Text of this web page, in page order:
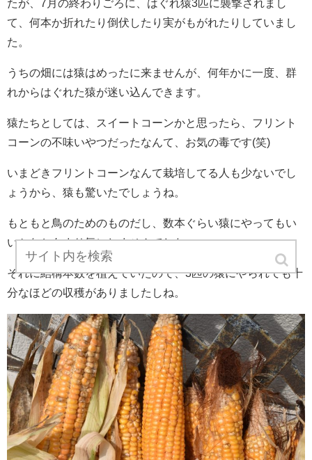
たが、7月の終わりごろに、はぐれ猿3匹に襲撃されまし
て、何本か折れたり倒伏したり実がもがれたりしていまし
た。
うちの畑には猿はめったに来ませんが、何年かに一度、群
れからはぐれた猿が迷い込んできます。
猿たちとしては、スイートコーンかと思ったら、フリント
コーンの不味いやつだったなんて、お気の毒です(笑)
いまどきフリントコーンなんて栽培してる人も少ないでし
ょうから、猿も驚いたでしょうね。
もともと鳥のためのものだし、数本ぐらい猿にやってもい
いかなとあまり気にしませんでした。
それに結構本数を植えていたので、3匹の猿にやられても十
分なほどの収穫がありましたしね。